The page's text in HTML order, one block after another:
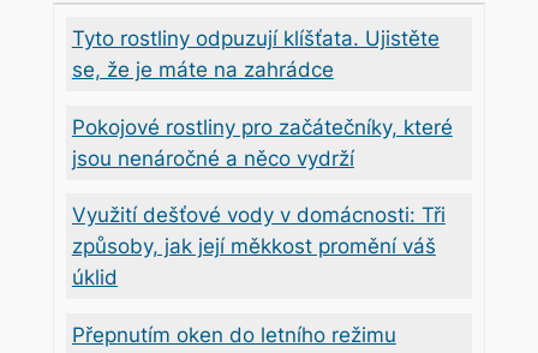
Tyto rostliny odpuzují klíšťata. Ujistěte
se, že je máte na zahrádce
Pokojové rostliny pro začátečníky, které
jsou nenáročné a něco vydrží
Využití dešťové vody v domácnosti: Tři
způsoby, jak její měkkost promění váš
úklid
Přepnutím oken do letního režimu